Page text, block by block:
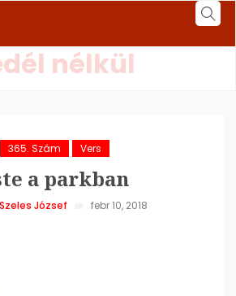
nélkül
365. Szám Vers
a parkban
Szeles József febr 10, 2018